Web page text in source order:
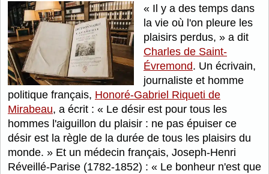
Il y a des temps dans
la vie où l'on pleure les
plaisirs perdus,
a dit
Charles de Saint-
Évremond. Un écrivain,
journaliste et homme
politique français, Honoré-Gabriel Riqueti de
Mirabeau, a écrit :
Le désir est pour tous les
hommes l'aiguillon du plaisir : ne pas épuiser ce
désir est la règle de la durée de tous les plaisirs du
monde.
Et un médecin français, Joseph-Henri
Réveillé-Parise (1782-1852) :
Le bonheur n'est que